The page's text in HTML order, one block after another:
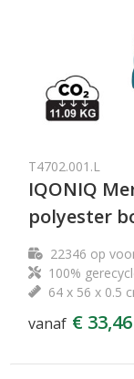
T4702.001.L
IQONIQ
polyester
22346 op
100%
64 x 56 x 0.5
vanaf € 33,46